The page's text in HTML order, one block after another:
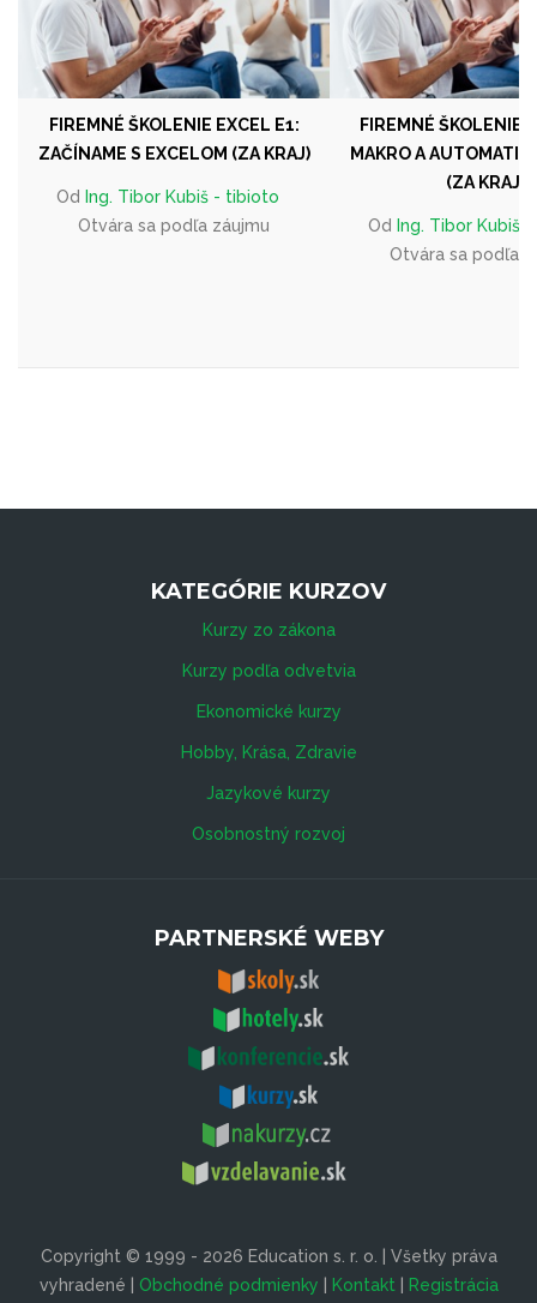
FIREMNÉ ŠKOLENIE EXCEL E1:
ZAČÍNAME S EXCELOM (ZA KRAJ)
Od Ing. Tibor Kubiš - tibioto
Otvára sa podľa záujmu
FIREMNÉ ŠKOLENIE
MAKRO A
(ZA KRAJ)
Od Ing. Tibor Kubiš
Otvára sa podľa
KATEGÓRIE KURZOV
Kurzy zo zákona
Kurzy podľa odvetvia
Ekonomické kurzy
Hobby, Krása, Zdravie
Jazykové kurzy
Osobnostný rozvoj
PARTNERSKÉ WEBY
Copyright © 1999 - 2026 Education s. r. o. | Všetky práva
vyhradené | Obchodné podmienky | Kontakt | Registrácia